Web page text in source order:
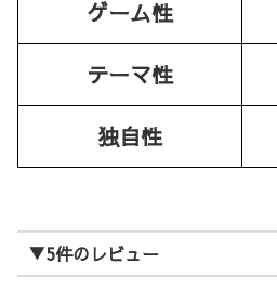
ゲーム性
テーマ性
独自性
▼5件のレビュー